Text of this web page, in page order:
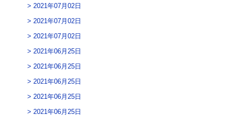
2021年07月02日
2021年07月02日
2021年07月02日
2021年06月25日
2021年06月25日
2021年06月25日
2021年06月25日
2021年06月25日